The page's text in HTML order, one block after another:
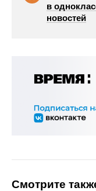
в
новостей
Смотрите